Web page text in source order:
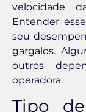
velocidade
Entender
seu
gargalos.
outros
operadora.
Tipo